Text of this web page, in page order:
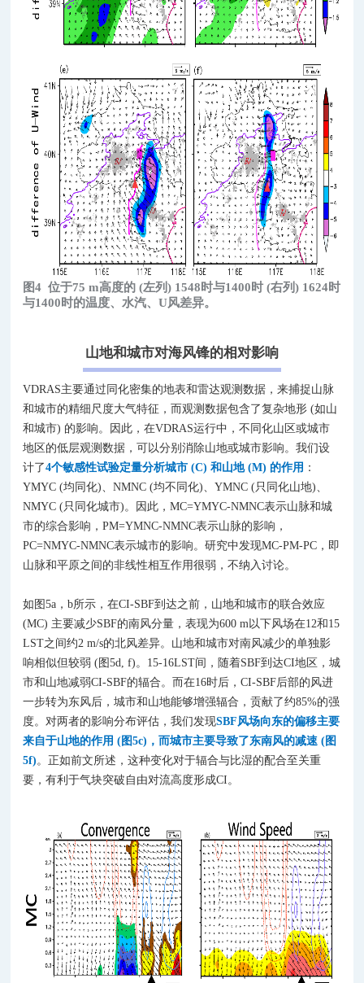
图4位于75 m高度的 (左列) 1548时与1400时 (右列) 1624时
与1400时的温度、水汽、U风差异。
山地和城市对海风锋的相对影响
VDRAS主要通过同化密集的地表和雷达观测数据，来捕捉山脉
和城市的精细尺度大气特征，而观测数据包含了复杂地形 (如山
和城市) 的影响。因此，在VDRAS运行中，不同化山区或城市
地区的低层观测数据，可以分别消除山地或城市影响。我们设
计了4个敏感性试验定量分析城市 (C) 和山地 (M) 的作用 ：
YMYC (均同化)、NMNC (均不同化)、YMNC (只同化山地)、
NMYC (只同化城市)。
因此，MC=YMYC-NMNC表示山脉和城
市的综合影响，PM=YMNC-NMNC表示山脉的影响，
PC=NMYC-NMNC表示城市的影响。研究中发现MC-PM-PC，即
山脉和平原之间的非线性相互作用很弱，不纳入讨论。
如图5a，b所示，在CI-SBF到达之前，山地和城市的联合效应
(MC) 主要减少SBF的南风分量，表现为600 m以下风场在12和15
LST之间约2 m/s的北风差异。山地和城市对南风减少的单独影
响相似但较弱 (图5d, f)。15-16LST间，随着SBF到达CI地区，城
市和山地减弱CI-SBF的辐合。而在16时后，CI-SBF后部的风进
一步转为东风后，城市和山地能够增强辐合，贡献了约85%的强
度。对两者的影响分布评估，我们发现SBF风场向东的偏移主要
来自于山地的作用 (图5c)，而城市主要导致了东南风的减速 (图
5f)。正如前文所述，这种变化对于辐合与比湿的配合至关重
要，有利于气块突破自由对流高度形成CI。